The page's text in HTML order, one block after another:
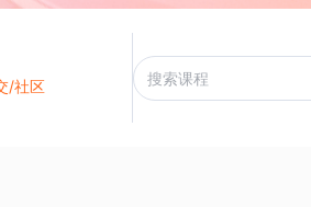
/社区